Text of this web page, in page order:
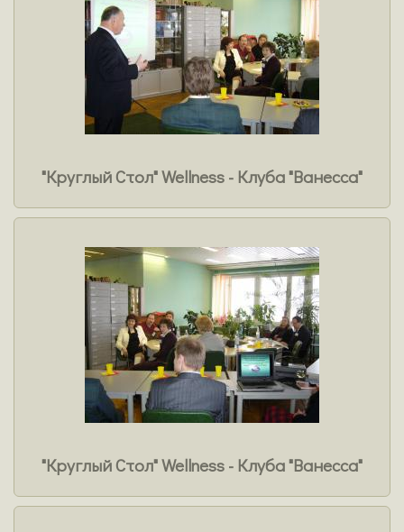
"Круглый Стол" Wellness - Клуба "Ванесса"
"Круглый Стол" Wellness - Клуба "Ванесса"